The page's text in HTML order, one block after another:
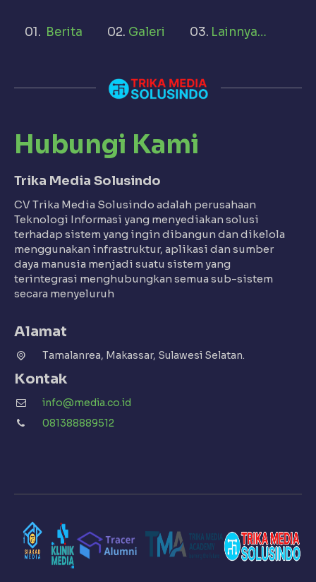
Berita Galeri Lainnya…
Hubungi Kami
Trika Media Solusindo
CV Trika Media Solusindo adalah perusahaan
Teknologi Informasi yang menyediakan solusi
terhadap sistem yang ingin dibangun dan dikelola
menggunakan infrastruktur, aplikasi dan sumber
daya manusia menjadi suatu sistem yang
terintegrasi menghubungkan semua sub-sistem
secara menyeluruh
Alamat
Tamalanrea, Makassar, Sulawesi Selatan.
Kontak
info@media.co.id
081388889512